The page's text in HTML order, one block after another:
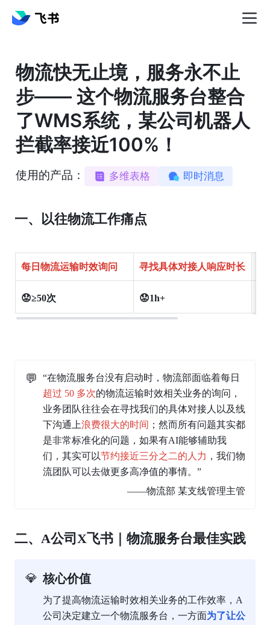
物流快无止境，服务永不止
步—— 这个物流服务台整合
了WMS系统，某公司机器人
拦截率接近100%！
使用的产品： 多维表格 即时消息
一、以往物流工作痛点
每日物流运输时效询问 寻找具体对接人响应时长
😟≥50次 😟1h+
💬
“在物流服务台没有启动时，物流部面临着每日
超过 50 多次的物流运输时效相关业务的询问，
业务团队往往会在寻找我们的具体对接人以及线
下沟通上浪费很大的时间 ；然而所有问题其实都
是非常标准化的问题，如果有AI能够辅助我
们，其实可以节约接近三分之二的人力 ，我们物
流团队可以去做更多高净值的事情。”
——物流部 某支线管理主管
二、 A公司X飞书｜物流服务台最佳实践
💎 核心价值
为了提高物流运输时效相关业务的工作效率，A
公司决定建立一个物流服务台，一方面为了让公